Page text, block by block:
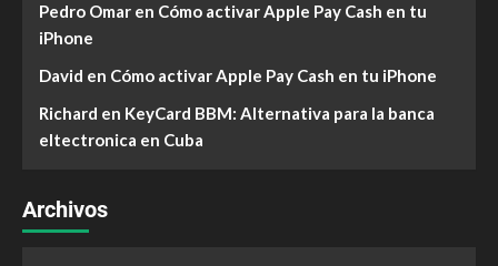
Pedro Omar en Cómo activar Apple Pay Cash en tu
iPhone
David en Cómo activar Apple Pay Cash en tu iPhone
Richard en KeyCard BBM: Alternativa para la banca
eltectronica en Cuba
Archivos